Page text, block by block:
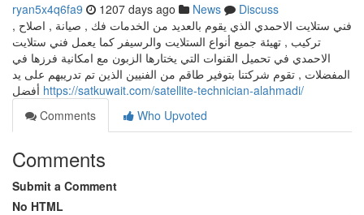
ryan5x4q6fa9 1207 days ago News
Discuss
فني ستلايت الاحمدي الذي يقوم بالعديد من الخدمات فك , صيانة , اصلاح ,
تركيب , تهيئة جميع أنواع الستلايت والرسيفر كما يعمل فني ستلايت
الاحمدي في تحميل القنوات التي يختارها الزبون مع امكانية فرزها في
المفضلات , تقوم شركتنا بتوفير طاقم من الفنيين الذين تم تدريبهم على يد
https://satkuwait.com/satellite-technician-alahmadi/
Comments
Who Upvoted
Comments
Submit a Comment
No HTML